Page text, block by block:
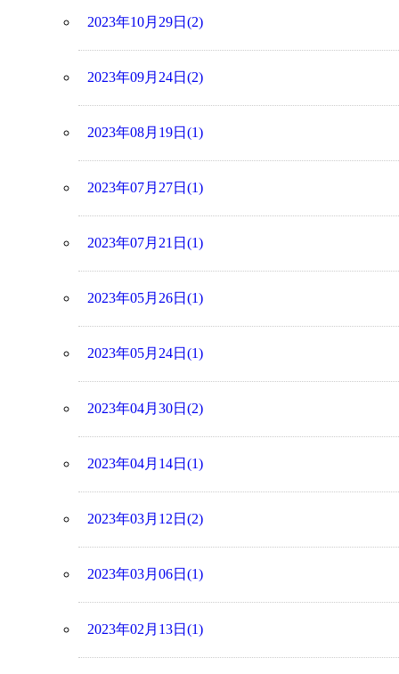
2023年10月29日(2)
2023年09月24日(2)
2023年08月19日(1)
2023年07月27日(1)
2023年07月21日(1)
2023年05月26日(1)
2023年05月24日(1)
2023年04月30日(2)
2023年04月14日(1)
2023年03月12日(2)
2023年03月06日(1)
2023年02月13日(1)